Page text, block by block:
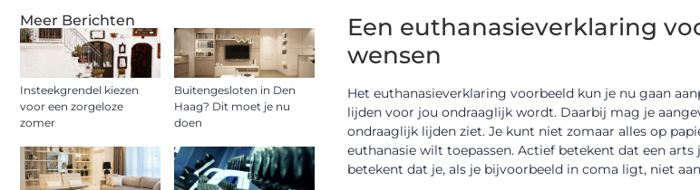
Meer Berichten
Insteekgrendel kiezen
voor een zorgeloze
zomer
Buitengesloten in Den
Haag? Dit moet je nu
doen
Een euthanasieverklaring
wensen
Het euthanasieverklaring voorbeeld kun je nu gaan
lijden voor jou ondraaglijk wordt. Daarbij mag je
ondraaglijk lijden ziet. Je kunt niet zomaar alles op
euthanasie wilt toepassen. Actief betekent dat een
betekent dat je, als je bijvoorbeeld in coma ligt, niet